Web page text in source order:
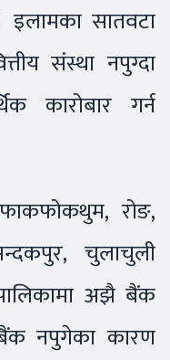
सातवटा
संस्था नपुग्दा
कारोबार गर्न
रोङ,
चुलाचुली
अझै बैंक
नपुगेका कारण